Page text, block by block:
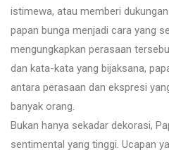
istimewa, atau memberi
papan bunga menjadi cara yang
mengungkapkan perasaan
dan kata-kata yang bijaksana,
antara perasaan dan ekspresi
banyak orang.
Bukan hanya sekadar dekorasi,
sentimental yang tinggi. Ucapan